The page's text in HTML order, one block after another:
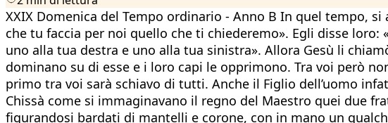
XXIX Domenica del Tempo ordinario - Anno B In quel tempo,
che tu faccia per noi quello che ti chiederemo». Egli disse loro:
uno alla tua destra e uno alla tua sinistra». Allora Gesù li
dominano su di esse e i loro capi le opprimono. Tra voi però
primo tra voi sarà schiavo di tutti. Anche il Figlio dell’uomo
Chissà come si immaginavano il regno del Maestro quei due
figurandosi bardati di mantelli e corone, con in mano un